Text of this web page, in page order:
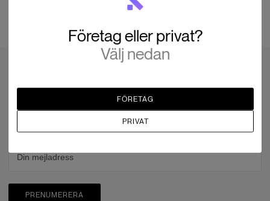
Företag eller privat?
Välj nedan
FÖRETAG
PRIVAT
Prenumerera på nyhetsbrevet
Kunskap och nyheter
Anmäl dig idag
PRENUMERERA